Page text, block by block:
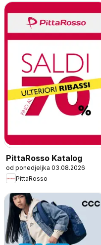
PittaRosso Katalog
od ponedjeljka 03.08.2026
PittaRosso